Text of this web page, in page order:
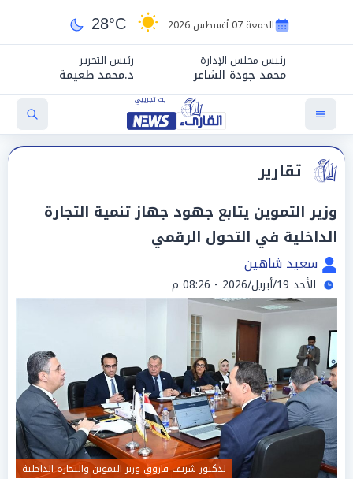
الجمعة 07 أغسطس 2026 28°C
رئيس مجلس الإدارة
محمد جودة الشاعر
رئيس التحرير
د.محمد طعيمة
تقارير
وزير التموين يتابع جهود جهاز تنمية التجارة
الداخلية في التحول الرقمي
سعيد شاهين
الأحد 19/أبريل/2026 - 08:26 م
لدكتور شريف فاروق وزير التموين والتجارة الداخلية